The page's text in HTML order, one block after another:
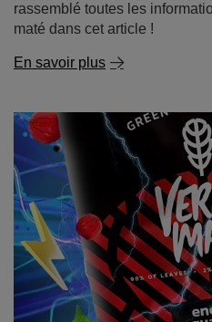
rassemblé toutes les
maté dans cet article !
En savoir plus